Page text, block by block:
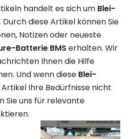
handelt es sich um Blei-
. Durch diese Artikel können Sie
Notizen oder neueste
Batterie BMS erhalten. Wir
Ihnen die Hilfe
Und wenn diese Blei-
Artikel Ihre Bedürfnisse nicht
Sie uns für relevante